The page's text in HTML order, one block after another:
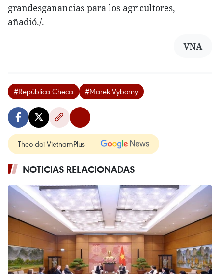
grandesganancias para los agricultores,
añadió./.
VNA
#República Checa #Marek Vyborny
Theo dõi VietnamPlus
NOTICIAS RELACIONADAS